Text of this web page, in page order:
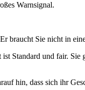
Warnsignal.
braucht Sie nicht in
Standard und fair.
hin, dass sich ihr